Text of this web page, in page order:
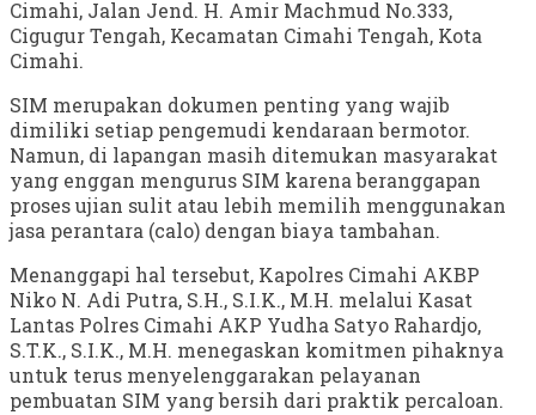
Cimahi, Jalan Jend. H. Amir Machmud No.333,
Cigugur Tengah, Kecamatan Cimahi Tengah, Kota
Cimahi.
SIM merupakan dokumen penting yang wajib
dimiliki setiap pengemudi kendaraan bermotor.
Namun, di lapangan masih ditemukan masyarakat
yang enggan mengurus SIM karena beranggapan
proses ujian sulit atau lebih memilih menggunakan
jasa perantara (calo) dengan biaya tambahan.
Menanggapi hal tersebut, Kapolres Cimahi AKBP
Niko N. Adi Putra, S.H., S.I.K., M.H. melalui Kasat
Lantas Polres Cimahi AKP Yudha Satyo Rahardjo,
S.T.K., S.I.K., M.H. menegaskan komitmen pihaknya
untuk terus menyelenggarakan pelayanan
pembuatan SIM yang bersih dari praktik percaloan.